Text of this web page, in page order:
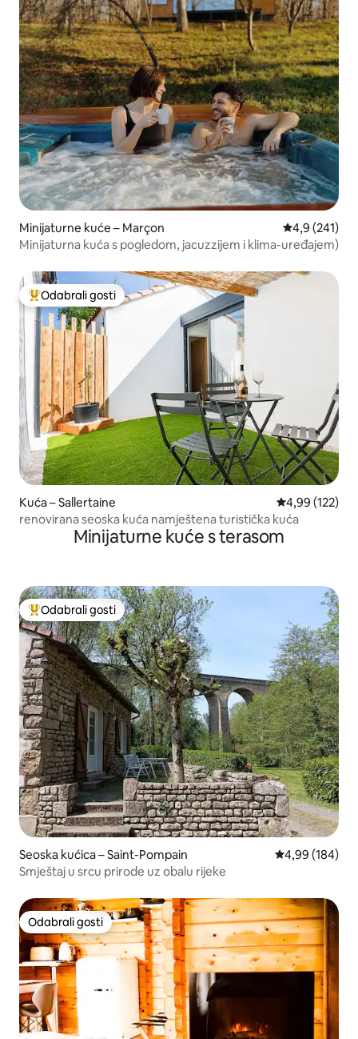
Minijaturne kuće – Marçon Prosječna
4,9 (241)
Minijaturna kuća s pogledom, jacuzzijem i klima-uređajem)
Među najviše rangiranima s oznakom „Odabrali gosti”
Odabrali gosti
Kuća – Sallertaine Prosječna
4,99 (122)
renovirana seoska kuća namještena turistička kuća
Minijaturne kuće s terasom
Među najviše rangiranima s oznakom „Odabrali gosti”
Odabrali gosti
Seoska kućica – Saint-Pompain Prosječna
4,99 (184)
Smještaj u srcu prirode uz obalu rijeke
Odabrali gosti
Odabrali gosti